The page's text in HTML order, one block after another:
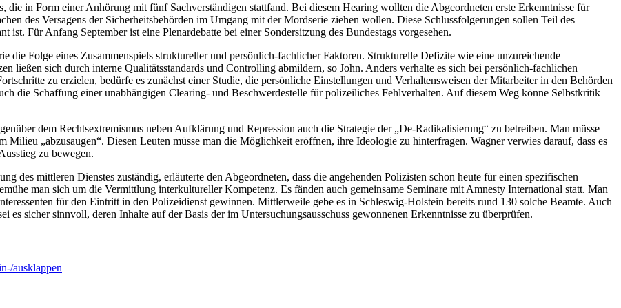
die in Form einer Anhörung mit fünf Sachverständigen stattfand. Bei diesem Hearing wollten die Abgeordneten erste Erkenntnisse für
des Versagens der Sicherheitsbehörden im Umgang mit der Mordserie ziehen wollen. Diese Schlussfolgerungen sollen Teil des
ist. Für Anfang September ist eine Plenardebatte bei einer Sondersitzung des Bundestags vorgesehen.
die Folge eines Zusammenspiels struktureller und persönlich-fachlicher Faktoren. Strukturelle Defizite wie eine unzureichende
ließen sich durch interne Qualitätsstandards und Controlling abmildern, so John. Anders verhalte es sich bei persönlich-fachlichen
zu erzielen, bedürfe es zunächst einer Studie, die persönliche Einstellungen und Verhaltensweisen der Mitarbeiter in den Behörden
die Schaffung einer unabhängigen Clearing- und Beschwerdestelle für polizeiliches Fehlverhalten. Auf diesem Weg könne Selbstkritik
dem Rechtsextremismus neben Aufklärung und Repression auch die Strategie der „De-Radikalisierung“ zu betreiben. Man müsse
Milieu „abzusaugen“. Diesen Leuten müsse man die Möglichkeit eröffnen, ihre Ideologie zu hinterfragen. Wagner verwies darauf, dass es
zu bewegen.
des mittleren Dienstes zuständig, erläuterte den Abgeordneten, dass die angehenden Polizisten schon heute für einen spezifischen
man sich um die Vermittlung interkultureller Kompetenz. Es fänden auch gemeinsame Seminare mit Amnesty International statt. Man
für den Eintritt in den Polizeidienst gewinnen. Mittlerweile gebe es in Schleswig-Holstein bereits rund 130 solche Beamte. Auch
sicher sinnvoll, deren Inhalte auf der Basis der im Untersuchungsausschuss gewonnenen Erkenntnisse zu überprüfen.
ausklappen